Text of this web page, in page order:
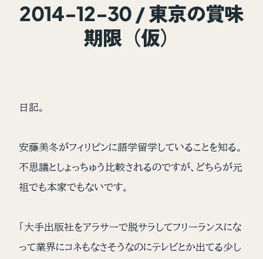
2014-12-30 / 東京の賞味
期限（仮）
日記。
安藤美冬がフィリピンに語学留学していることを知る。
不思議としょっちゅう比較されるのですが、どちらが元
祖でも本家でもないです。
「大手出版社をアラサーで脱サラしてフリーランスにな
って業界にコネもなさそうなのにテレビとか出てる少し